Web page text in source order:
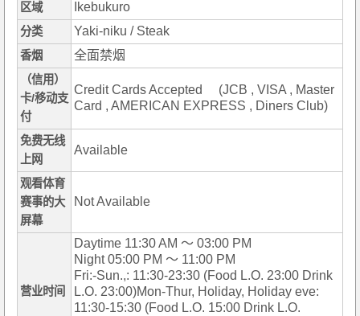
区域 Ikebukuro
分类 Yaki-niku / Steak
香烟 全面禁烟
（信用）
卡/移动支
付
Credit Cards Accepted (JCB , VISA , Master
Card , AMERICAN EXPRESS , Diners Club)
免费无线
上网
Available
观看体育
赛事的大
屏幕
Not Available
营业时间
Daytime 11:30 AM ～ 03:00 PM
Night 05:00 PM ～ 11:00 PM
Fri:-Sun.,: 11:30-23:30 (Food L.O. 23:00 Drink
L.O. 23:00)Mon-Thur, Holiday, Holiday eve:
11:30-15:30 (Food L.O. 15:00 Drink L.O.